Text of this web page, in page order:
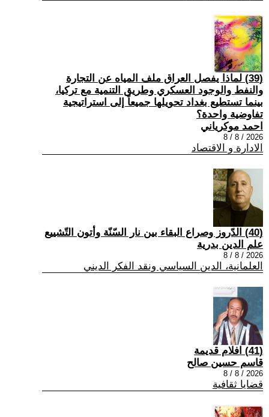
(39) لماذا يفصل العراق ملف المياه عن التجارة
والنفط والوجود العسكري وطريق التنمية مع تركيا،
بينما تستطيع بغداد تحويلها جميعاً إلى استراتيجية
تفاوضية واحدة؟
احمد موكرياني
2026 / 8 / 8
الادارة و الاقتصاد
(40) الدّروز وصراع البقاء بين نار السّنّة وأتون التّشييع
علم الدين بدرية
2026 / 8 / 8
العلمانية، الدين السياسي ونقد الفكر الديني
(41) افلام قديمة
قاسم حسين صالح
2026 / 8 / 8
قضايا ثقافية